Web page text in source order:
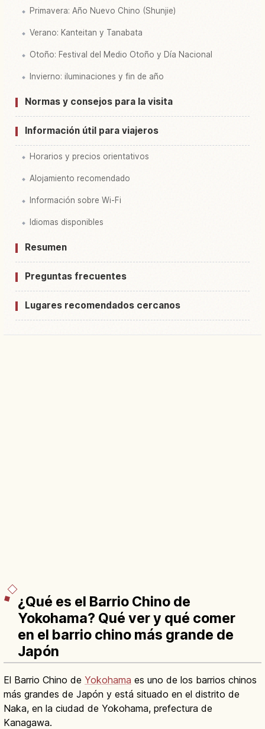
Primavera: Año Nuevo Chino (Shunjie)
Verano: Kanteitan y Tanabata
Otoño: Festival del Medio Otoño y Día Nacional
Invierno: iluminaciones y fin de año
Normas y consejos para la visita
Información útil para viajeros
Horarios y precios orientativos
Alojamiento recomendado
Información sobre Wi-Fi
Idiomas disponibles
Resumen
Preguntas frecuentes
Lugares recomendados cercanos
¿Qué es el Barrio Chino de
Yokohama? Qué ver y qué comer
en el barrio chino más grande de
Japón
El Barrio Chino de Yokohama es uno de los barrios chinos
más grandes de Japón y está situado en el distrito de
Naka, en la ciudad de Yokohama, prefectura de
Kanagawa.